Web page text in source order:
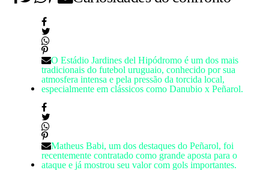
O Estádio Jardines del Hipódromo é um dos mais
tradicionais do futebol uruguaio, conhecido por sua
atmosfera intensa e pela pressão da torcida local,
especialmente em clássicos como Danubio x Peñarol.
Matheus Babi, um dos destaques do Peñarol, foi
recentemente contratado como grande aposta para o
ataque e já mostrou seu valor com gols importantes.